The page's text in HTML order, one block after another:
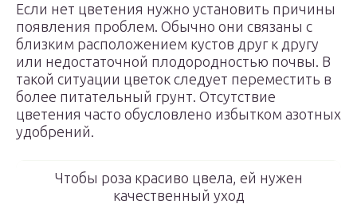
Если нет цветения нужно установить причины
появления проблем. Обычно они связаны с
близким расположением кустов друг к другу
или недостаточной плодородностью почвы. В
такой ситуации цветок следует переместить в
более питательный грунт. Отсутствие
цветения часто обусловлено избытком азотных
удобрений.
Чтобы роза красиво цвела, ей нужен
качественный уход